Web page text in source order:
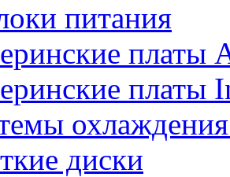
питания
платы
платы
диски